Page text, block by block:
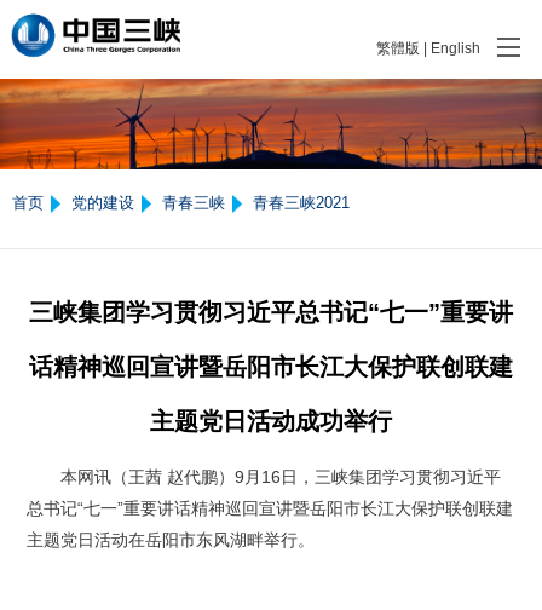
繁體版 English
首页 党的建设 青春三峡 青春三峡2021
三峡集团学习贯彻习近平总书记“七一”重要讲
话精神巡回宣讲暨岳阳市长江大保护联创联建
主题党日活动成功举行
本网讯（王茜 赵代鹏）9月16日，三峡集团学习贯彻习近平
总书记“七一”重要讲话精神巡回宣讲暨岳阳市长江大保护联创联建
主题党日活动在岳阳市东风湖畔举行。